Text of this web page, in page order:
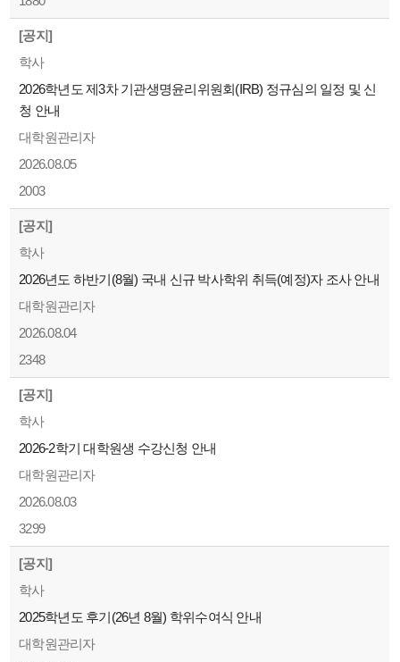
[공지]
학사
2026학년도 제3차 기관생명윤리위원회(IRB) 정규심의 일정 및 신
청 안내
대학원관리자
2026.08.05
2003
[공지]
학사
2026년도 하반기(8월) 국내 신규 박사학위 취득(예정)자 조사 안내
대학원관리자
2026.08.04
2348
[공지]
학사
2026-2학기 대학원생 수강신청 안내
대학원관리자
2026.08.03
3299
[공지]
학사
2025학년도 후기(26년 8월) 학위수여식 안내
대학원관리자